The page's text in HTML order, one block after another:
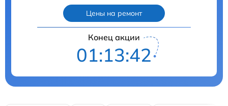
Цены на ремонт
Конец акции
01:13:41